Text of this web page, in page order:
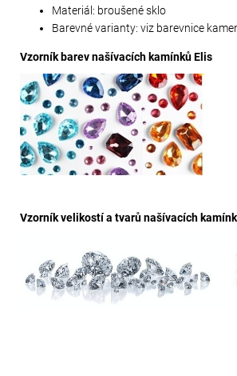
Materiál: broušené sklo
Barevné varianty: viz barevnice
Vzorník barev našívacích kamínků Elis
Vzorník velikostí a tvarů našívacích